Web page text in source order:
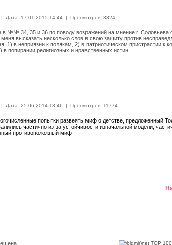
| Дата: 17-01-2015 14:44 | Просмотров: 3324
№№ 34, 35 и 36 по поводу возражений на мнение г. Соловьева о
высказать несколько слов в свою защиту против
в неприязни к полякам, 2) в патриотическом пристрастии к
попирании религиозных и нравственных истин
| Дата: 25-06-2014 13:46 | Просмотров: 11774
попытки развеять миф о де­тстве, предложенный
частично из-за устойчивости изначальной модели,
противоположный миф